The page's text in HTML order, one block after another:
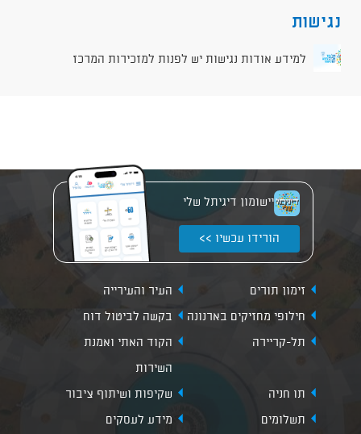
נגישות
למידע אודות נגישות יש לפנות למזכירות המרכז
יישומון דיגיתל שלי
הורידו עכשיו >>
זימון תורים
העיר והעירייה
חילופי מחזיקים בארנונה
בקשה לביטול דוח
תל-קריירה
הקוד האתי ואמנת
השירות
תו חניה
שקיפות ושיתוף ציבור
תשלומים
מידע לעסקים